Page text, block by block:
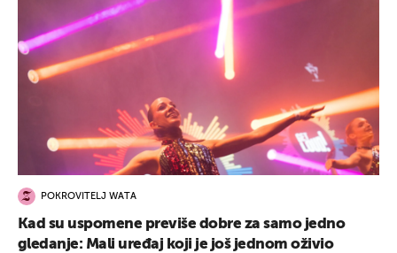
POKROVITELJ WATA
Kad su uspomene previše dobre za samo jedno
gledanje: Mali uređaj koji je još jednom oživio